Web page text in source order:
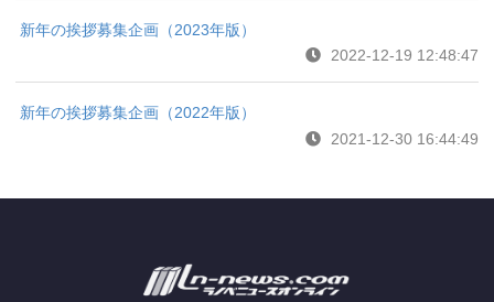
新年の挨拶募集企画（2023年版）
2022-12-19 12:48:47
新年の挨拶募集企画（2022年版）
2021-12-30 16:44:49